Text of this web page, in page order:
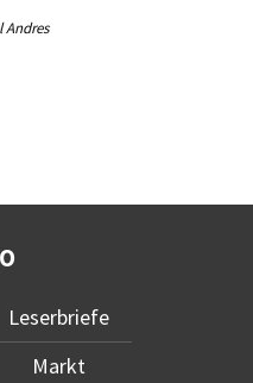
Andres
Leserbriefe
Markt